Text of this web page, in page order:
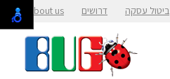
ביטול עסקה דרושים About us